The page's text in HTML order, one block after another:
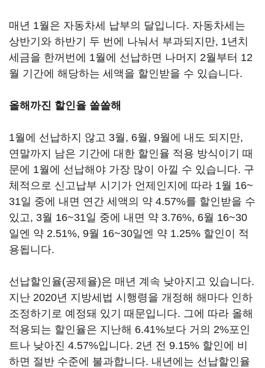
매년 1월은 자동차세 납부의 달입니다. 자동차세는
상반기와 하반기 두 번에 나눠서 부과되지만, 1년치
세금을 한꺼번에 1월에 선납하면 나머지 2월부터 12
월 기간에 해당하는 세액을 할인받을 수 있습니다.
올해까진 할인율 쏠쏠해
1월에 선납하지 않고 3월, 6월, 9월에 내도 되지만,
연말까지 남은 기간에 대한 할인율 적용 방식이기 때
문에 1월에 선납해야 가장 많이 아낄 수 있습니다. 구
체적으로 신고납부 시기가 언제인지에 따라 1월 16~
31일 중에 내면 연간 세액의 약 4.57%를 할인받을 수
있고, 3월 16~31일 중에 내면 약 3.76%, 6월 16~30
일엔 약 2.51%, 9월 16~30일엔 약 1.25% 할인이 적
용됩니다.
선납할인율(공제율)은 매년 계속 낮아지고 있습니다.
지난 2020년 지방세법 시행령을 개정해 해마다 인하
조정하기로 예정돼 있기 때문입니다. 그에 따라 올해
적용되는 할인율은 지난해 6.41%보다 거의 2%포인
트나 낮아진 4.57%입니다. 2년 전 9.15% 할인에 비
하면 절반 수준에 불과합니다. 내년에는 선납할인율